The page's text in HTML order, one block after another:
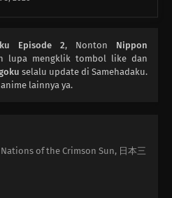
Episode 2, Nonton Nippon
lupa mengklik tombol like dan
selalu update di Samehadaku.
lainnya ya.
of the Crimson Sun, 日本三